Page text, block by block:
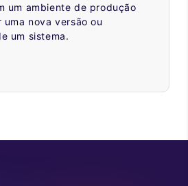
um ambiente de produção
nova versão ou
um sistema.